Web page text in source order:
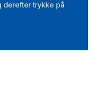
derefter trykke på